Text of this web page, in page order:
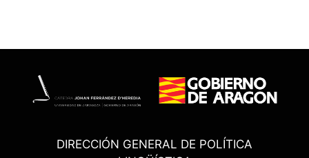
DIRECCIÓN GENERAL DE POLÍTICA